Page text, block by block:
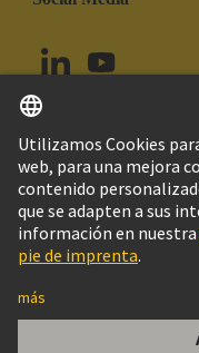
Colombia
© Grupo Tecnológico
Imprint